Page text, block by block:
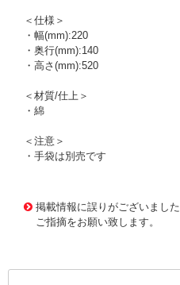
＜仕様＞
・幅(mm):220
・奥行(mm):140
・高さ(mm):520
＜材質/仕上＞
・綿
＜注意＞
・手袋は別売です
掲載情報に誤りがございまし
ご指摘をお願い致します。